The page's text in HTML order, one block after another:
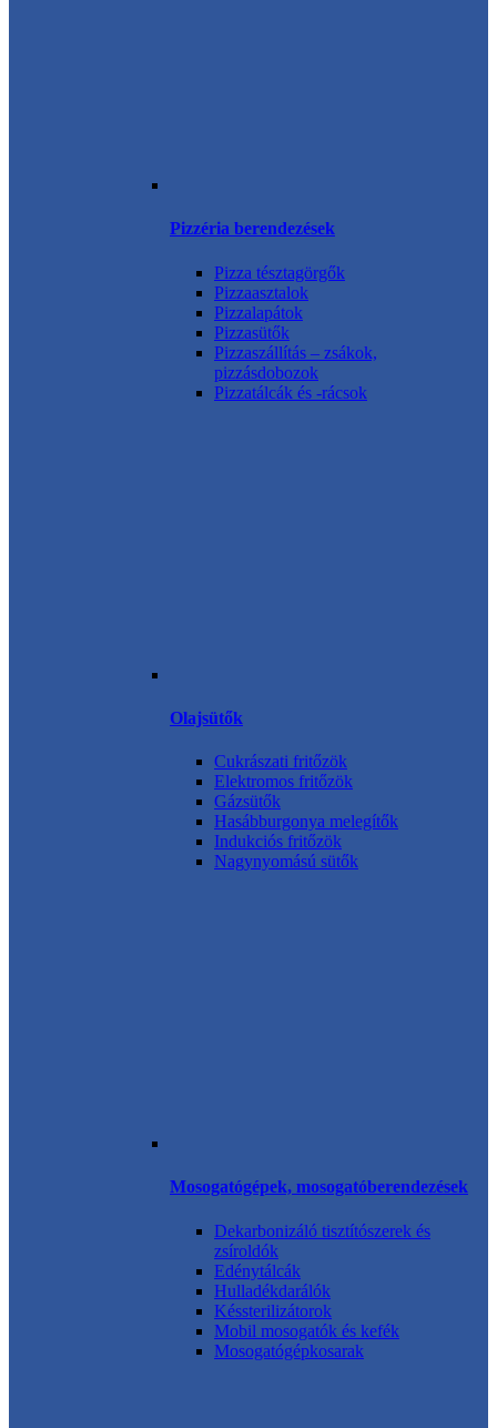
Pizzéria berendezések
Pizza tésztagörgők
Pizzaasztalok
Pizzalapátok
Pizzasütők
Pizzaszállítás – zsákok,
pizzásdobozok
Pizzatálcák és -rácsok
Olajsütők
Cukrászati fritőzök
Elektromos fritőzök
Gázsütők
Hasábburgonya melegítők
Indukciós fritőzök
Nagynyomású sütők
Mosogatógépek, mosogatóberendezések
Dekarbonizáló tisztítószerek és
zsíroldók
Edénytálcák
Hulladékdarálók
Késsterilizátorok
Mobil mosogatók és kefék
Mosogatógépkosarak